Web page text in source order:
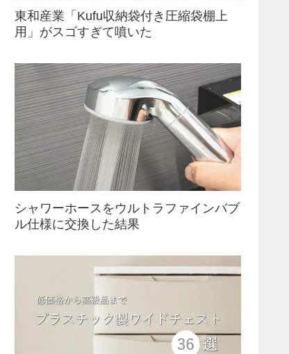
東和産業「Kufu収納袋付き圧縮袋棚上
用」がスゴすぎて噴いた
シャワーホースをウルトラファインバブ
ル仕様に交換した結果